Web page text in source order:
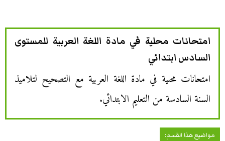
امتحانات محلية في مادة اللغة العربية للمستوى
السادس ابتدائي
امتحانات محلية في مادة اللغة العربية مع التصحيح لتلاميذ
السنة السادسة من التعليم الابتدائي.
مواضيع هذا القسم: